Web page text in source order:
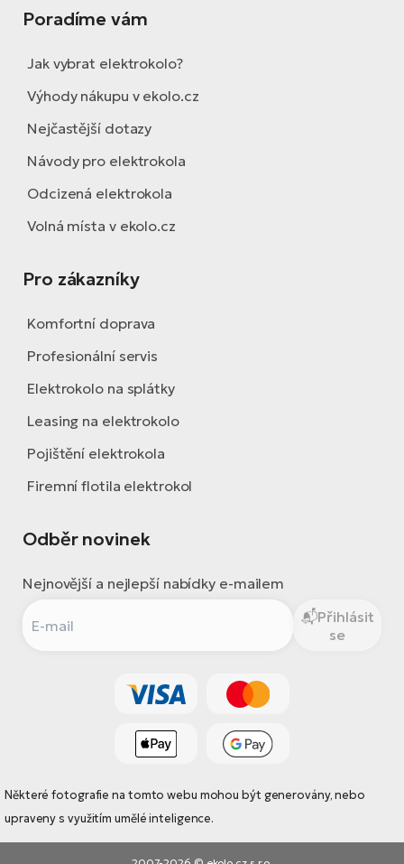
Poradíme vám
Jak vybrat elektrokolo?
Výhody nákupu v ekolo.cz
Nejčastější dotazy
Návody pro elektrokola
Odcizená elektrokola
Volná místa v ekolo.cz
Pro zákazníky
Komfortní doprava
Profesionální servis
Elektrokolo na splátky
Leasing na elektrokolo
Pojištění elektrokola
Firemní flotila elektrokol
Odběr novinek
Nejnovější a nejlepší nabídky e-mailem
Přihlásit
se
Některé fotografie na tomto webu mohou být generovány, nebo
upraveny s využitím umělé inteligence.